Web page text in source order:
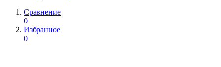
Сравнение
0
Избранное
0